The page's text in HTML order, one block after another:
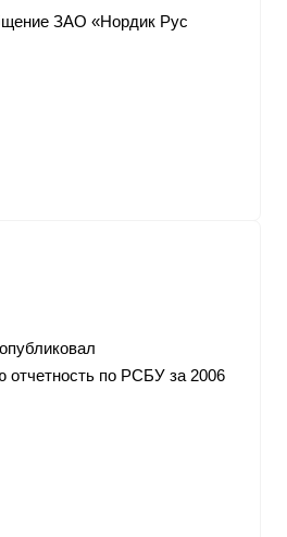
ЗАО «Нордик Рус
отчетность по РСБУ за 2006